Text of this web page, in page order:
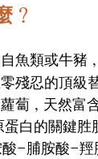
？
魚類或牛豬
殘忍的頂級
蔔，天然富
白的關鍵胜
酸-脯胺酸-羥